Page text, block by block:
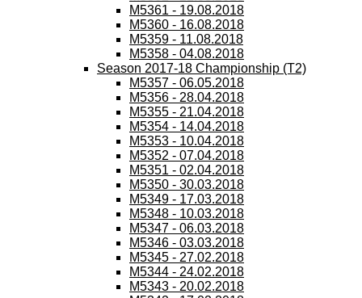
M5361 - 19.08.2018
M5360 - 16.08.2018
M5359 - 11.08.2018
M5358 - 04.08.2018
Season 2017-18 Championship (T2)
M5357 - 06.05.2018
M5356 - 28.04.2018
M5355 - 21.04.2018
M5354 - 14.04.2018
M5353 - 10.04.2018
M5352 - 07.04.2018
M5351 - 02.04.2018
M5350 - 30.03.2018
M5349 - 17.03.2018
M5348 - 10.03.2018
M5347 - 06.03.2018
M5346 - 03.03.2018
M5345 - 27.02.2018
M5344 - 24.02.2018
M5343 - 20.02.2018